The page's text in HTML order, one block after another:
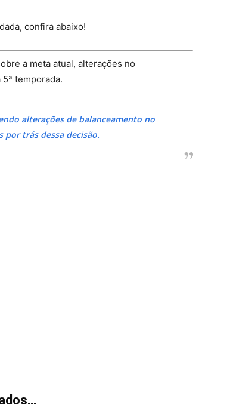
confira abaixo!
a meta atual, alterações no
temporada.
alterações de balanceamento no
por trás dessa decisão.